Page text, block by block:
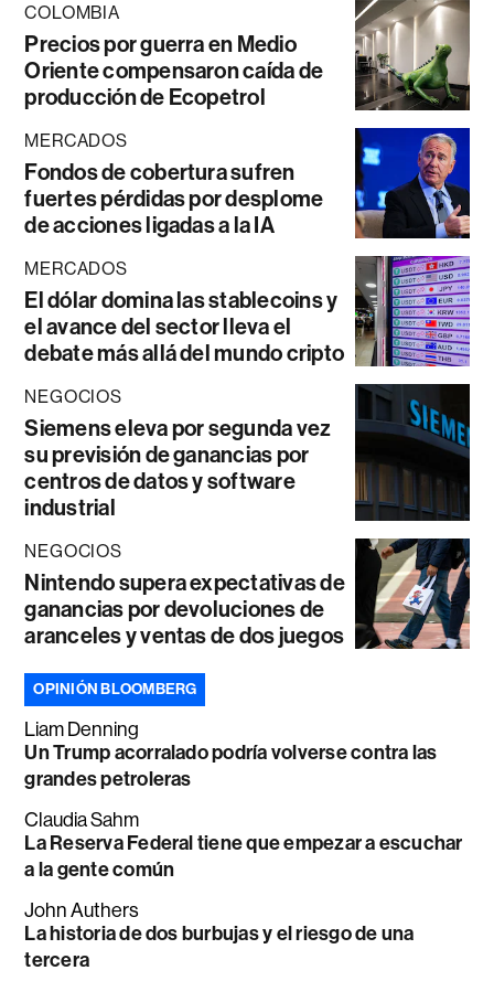
COLOMBIA
Precios por guerra en Medio
Oriente compensaron caída de
producción de Ecopetrol
MERCADOS
Fondos de cobertura sufren
fuertes pérdidas por desplome
de acciones ligadas a la IA
MERCADOS
El dólar domina las stablecoins y
el avance del sector lleva el
debate más allá del mundo cripto
NEGOCIOS
Siemens eleva por segunda vez
su previsión de ganancias por
centros de datos y software
industrial
NEGOCIOS
Nintendo supera expectativas de
ganancias por devoluciones de
aranceles y ventas de dos juegos
OPINIÓN BLOOMBERG
Liam Denning
Un Trump acorralado podría volverse contra las
grandes petroleras
Claudia Sahm
La Reserva Federal tiene que empezar a escuchar
a la gente común
John Authers
La historia de dos burbujas y el riesgo de una
tercera